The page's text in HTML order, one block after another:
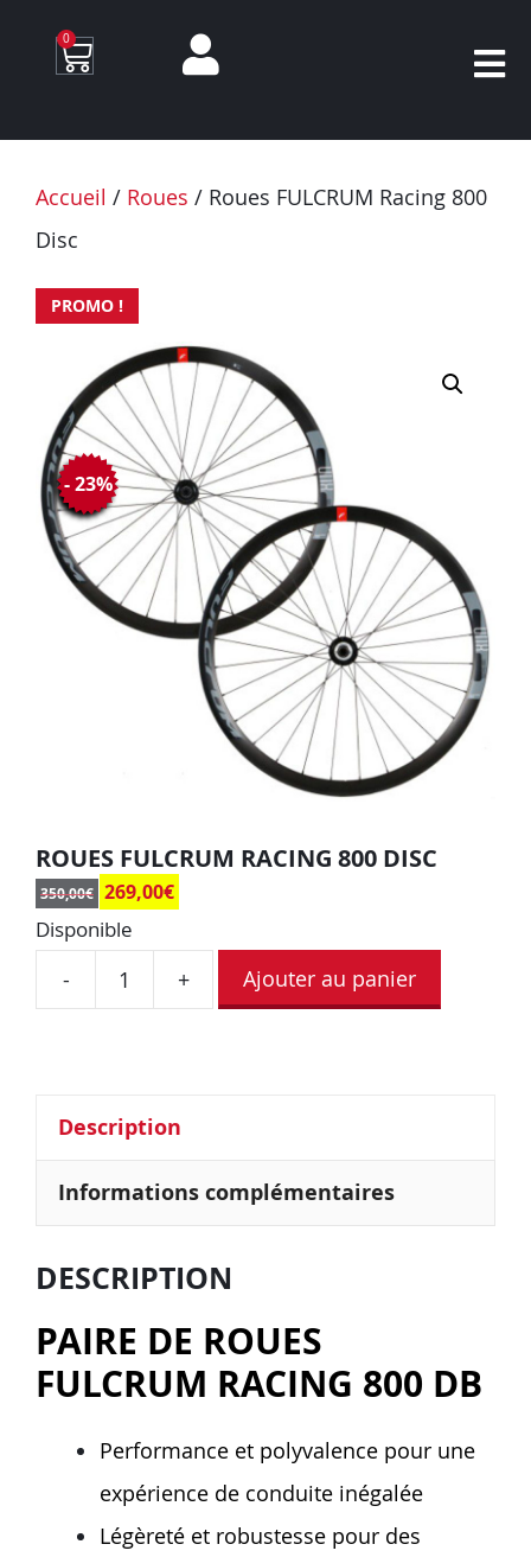
0
Accueil / Roues / Roues FULCRUM Racing 800
Disc
PROMO !
ROUES FULCRUM RACING 800 DISC
350,00€ 269,00€
- 23%
Disponible
- + Ajouter au panier
Description
Informations complémentaires
DESCRIPTION
PAIRE DE ROUES
FULCRUM RACING 800 DB
Performance et polyvalence pour une
expérience de conduite inégalée
Légèreté et robustesse pour des